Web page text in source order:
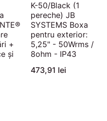
+
și
K-50/Black (1
pereche) JB
SYSTEMS Boxa
pentru exterior:
5,25" - 50Wrms /
8ohm - IP43
473,91 lei